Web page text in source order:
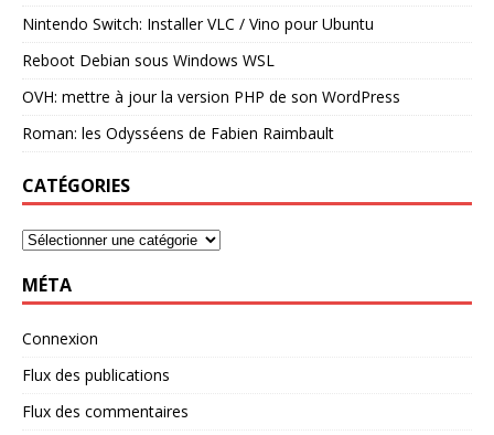
Nintendo Switch: Installer VLC / Vino pour Ubuntu
Reboot Debian sous Windows WSL
OVH: mettre à jour la version PHP de son WordPress
Roman: les Odysséens de Fabien Raimbault
CATÉGORIES
MÉTA
Connexion
Flux des publications
Flux des commentaires